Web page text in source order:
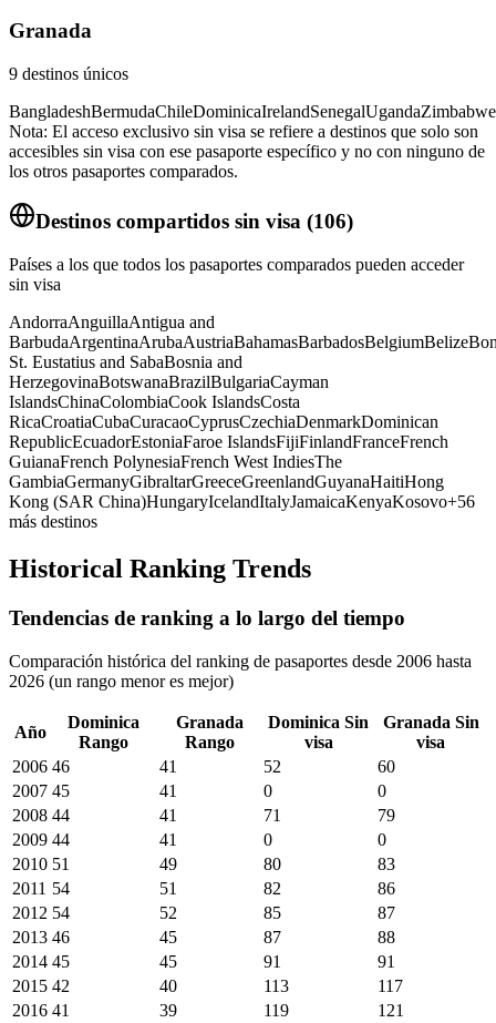
Granada
9 destinos únicos
BangladeshBermudaChileDominicaIrelandSenegalUgandaZimbabwe
Nota: El acceso exclusivo sin visa se refiere a destinos que solo son
accesibles sin visa con ese pasaporte específico y no con ninguno de
los otros pasaportes comparados.
Destinos compartidos sin visa (106)
Países a los que todos los pasaportes comparados pueden acceder
sin visa
AndorraAnguillaAntigua and
BarbudaArgentinaArubaAustriaBahamasBarbadosBelgiumBelize
St. Eustatius and SabaBosnia and
HerzegovinaBotswanaBrazilBulgariaCayman
IslandsChinaColombiaCook IslandsCosta
RicaCroatiaCubaCuracaoCyprusCzechiaDenmarkDominican
RepublicEcuadorEstoniaFaroe IslandsFijiFinlandFranceFrench
GuianaFrench PolynesiaFrench West IndiesThe
GambiaGermanyGibraltarGreeceGreenlandGuyanaHaitiHong
Kong (SAR China)HungaryIcelandItalyJamaicaKenyaKosovo+56
más destinos
Historical Ranking Trends
Tendencias de ranking a lo largo del tiempo
Comparación histórica del ranking de pasaportes desde 2006 hasta
2026 (un rango menor es mejor)
Año
Dominica
Rango
Granada
Rango
Dominica Sin
visa
Granada Sin
visa
2006 46 41 52
60
2007 45 41 0
0
2008 44 41 71
79
2009 44 41 0
0
2010 51 49 80
83
2011 54 51 82
86
2012 54 52 85
87
2013 46 45 87
88
2014 45 45 91
91
2015 42 40 113
117
2016 41 39 119
121